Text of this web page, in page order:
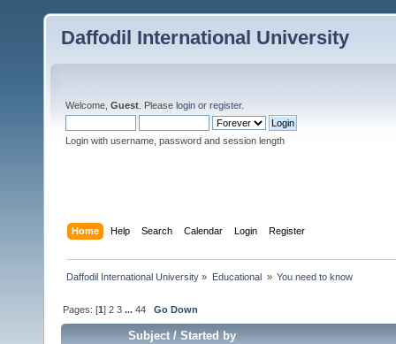
Daffodil International University
Welcome, Guest . Please login or register.
Login with username, password and session length
Home Help Search Calendar Login Register
Daffodil International University » Educational » You need to know
Pages: [1]2 3 ...44 Go Down
Subject/Started by